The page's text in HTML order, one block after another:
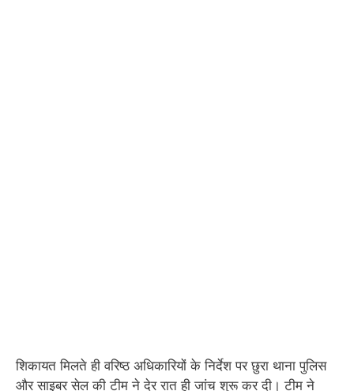
शिकायत मिलते ही वरिष्ठ अधिकारियों के निर्देश पर छुरा थाना पुलिस
और साइबर सेल की टीम ने देर रात ही जांच शुरू कर दी। टीम ने